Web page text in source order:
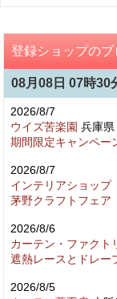
登録ショップのブ
08月08日 07時30
2026/8/7
ウイズ苦楽園 兵庫県
期間限定キャンペー
2026/8/7
インテリアショッ
茅野クラフトフェア
2026/8/6
カーテン・ファク
遮熱レースとドレー
2026/8/5